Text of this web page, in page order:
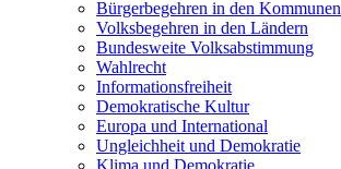
Bürgerbegehren in den Kommunen
Volksbegehren in den Ländern
Bundesweite Volksabstimmung
Wahlrecht
Informationsfreiheit
Demokratische Kultur
Europa und International
Ungleichheit und Demokratie
Klima und Demokratie